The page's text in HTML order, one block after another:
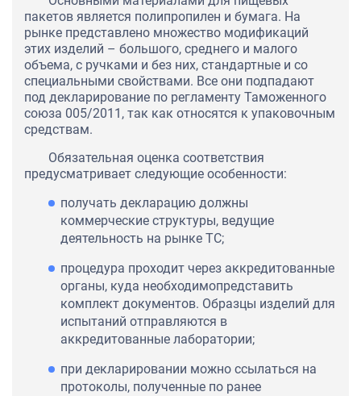
пакетов является полипропилен и бумага. На
рынке представлено множество модификаций
этих изделий – большого, среднего и малого
объема, с ручками и без них, стандартные и со
специальными свойствами. Все они подпадают
под декларирование по регламенту Таможенного
союза 005/2011, так как относятся к упаковочным
средствам.
Обязательная оценка соответствия
предусматривает следующие особенности:
получать декларацию должны
коммерческие структуры, ведущие
деятельность на рынке ТС;
процедура проходит через аккредитованные
органы, куда необходимопредставить
комплект документов. Образцы изделий для
испытаний отправляются в
аккредитованные лаборатории;
при декларировании можно ссылаться на
протоколы, полученные по ранее